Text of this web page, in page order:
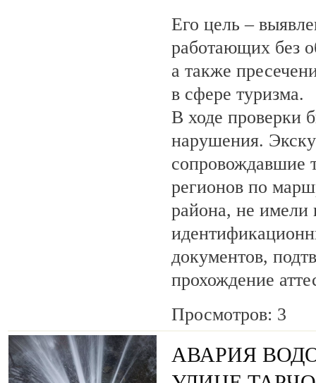
Его цель –
работающих без
а также
в сфере туризма.
В ходе проверки
нарушения.
сопровождавшие
регионов по
района, не имели
документов,
прохождение
Просмотров: 3
АВАРИЯ